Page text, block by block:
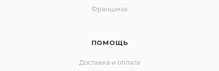
Франшиза
ПОМОЩЬ
Доставка и оплата